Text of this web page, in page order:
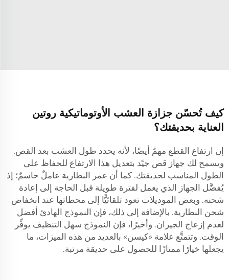
كيف تُحسّن جزازة العشب الأوتوماتيكية روتين
العناية بحديقتك؟
إن ارتفاع القطع مهمٌ أيضًا، لأنه يحدد طول العشب بعد القص.
ويسمح لك جهاز قص جيّد بتعديل هذا الارتفاع للحفاظ على
الطول المناسب لحديقتك. كما أن عمر البطارية عاملٌ حاسمٌ؛ إذ
يُفضَّل الجهاز الذي يعمل لفترة طويلة قبل الحاجة إلى إعادة
شحنه. وبعض الموديلات تعود تلقائيًّا إلى محطاتها عند انخفاض
شحن البطارية. بالإضافة إلى ذلك، فإن النموذج الهادئ أفضل
لعدم إزعاج الجيران. وأخيرًا، فإن النموذج سهل التنظيف يوفِّر
الوقت. وتتمتَّع علامة «كيسن» بالعديد من هذه الميزات، ما
يجعلها خيارًا ممتازًا للحصول على حديقة مرتبة.